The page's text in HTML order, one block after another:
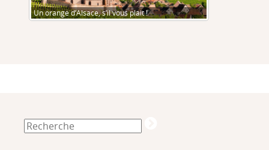
Un orange d’Alsace, s’il vous plait !